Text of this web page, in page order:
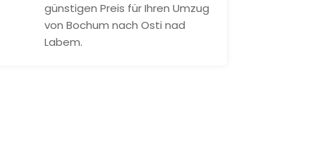
günstigen Preis für Ihren Umzug
von Bochum nach Osti nad
Labem.